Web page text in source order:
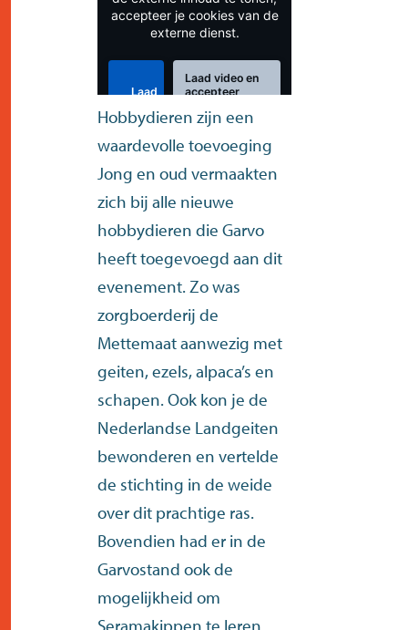
accepteer je cookies van de
externe dienst.
Laad
video
Laad video en
accepteer
externe
Hobbydieren zijn een
waardevolle toevoeging
Jong en oud vermaakten
zich bij alle nieuwe
hobbydieren die Garvo
heeft toegevoegd aan dit
evenement. Zo was
zorgboerderij de
Mettemaat aanwezig met
geiten, ezels, alpaca’s en
schapen. Ook kon je de
Nederlandse Landgeiten
bewonderen en vertelde
de stichting in de weide
over dit prachtige ras.
Bovendien had er in de
Garvostand ook de
mogelijkheid om
Seramakippen te leren